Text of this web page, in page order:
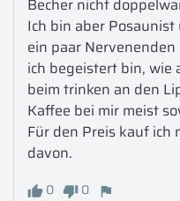
Becher nicht
Ich bin aber
ein paar
ich begeistert bin, wie
beim trinken an den
Kaffee bei mir meist
Für den Preis kauf ich
davon.
0 0